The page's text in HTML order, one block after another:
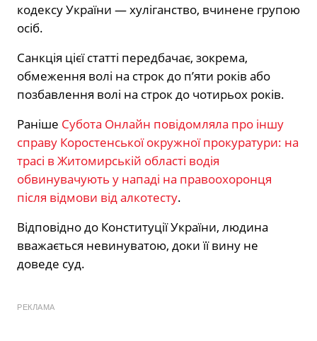
кодексу України — хуліганство, вчинене групою
осіб.
Санкція цієї статті передбачає, зокрема,
обмеження волі на строк до п’яти років або
позбавлення волі на строк до чотирьох років.
Раніше Субота Онлайн повідомляла про іншу
справу Коростенської окружної прокуратури: на
трасі в Житомирській області водія
обвинувачують у нападі на правоохоронця
після відмови від алкотесту.
Відповідно до Конституції України, людина
вважається невинуватою, доки її вину не
доведе суд.
РЕКЛАМА